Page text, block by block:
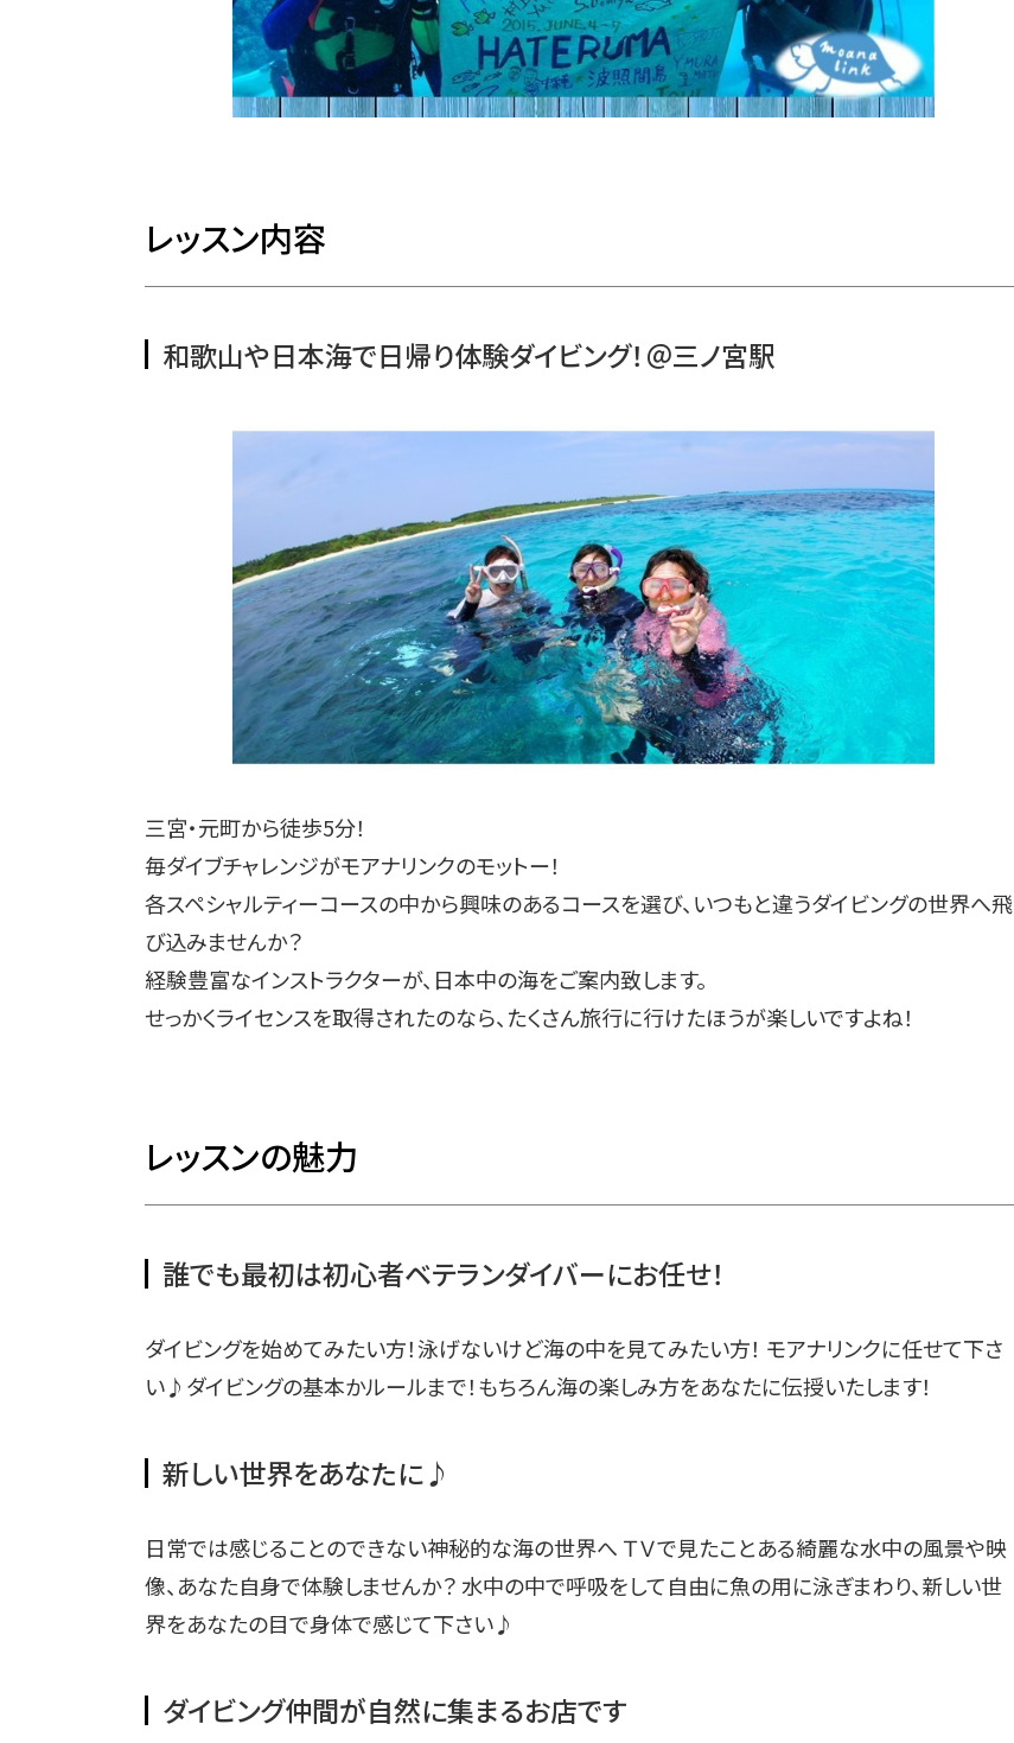
レッスン内容
和歌山や日本海で日帰り体験ダイビング！＠三ノ宮駅
三宮・元町から徒歩5分！
毎ダイブチャレンジがモアナリンクのモットー！
各スペシャルティーコースの中から興味のあるコースを選び、いつもと違うダイビングの世界へ飛
び込みませんか？
経験豊富なインストラクターが、日本中の海をご案内致します。
せっかくライセンスを取得されたのなら、たくさん旅行に行けたほうが楽しいですよね！
レッスンの魅力
誰でも最初は初心者ベテランダイバーにお任せ！
ダイビングを始めてみたい方！泳げないけど海の中を見てみたい方！ モアナリンクに任せて下さ
い♪ダイビングの基本かルールまで！もちろん海の楽しみ方をあなたに伝授いたします！
新しい世界をあなたに♪
日常では感じることのできない神秘的な海の世界へ ＴＶで見たことある綺麗な水中の風景や映
像、あなた自身で体験しませんか？ 水中の中で呼吸をして自由に魚の用に泳ぎまわり、新しい世
界をあなたの目で身体で感じて下さい♪
ダイビング仲間が自然に集まるお店です